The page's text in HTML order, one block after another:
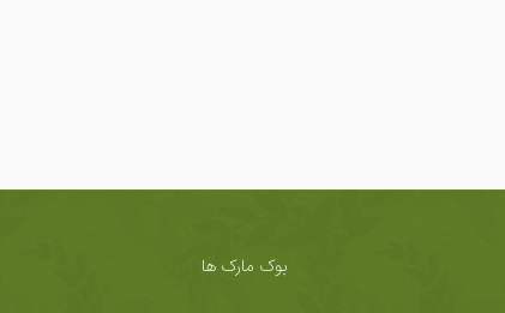
بوک مارک ها